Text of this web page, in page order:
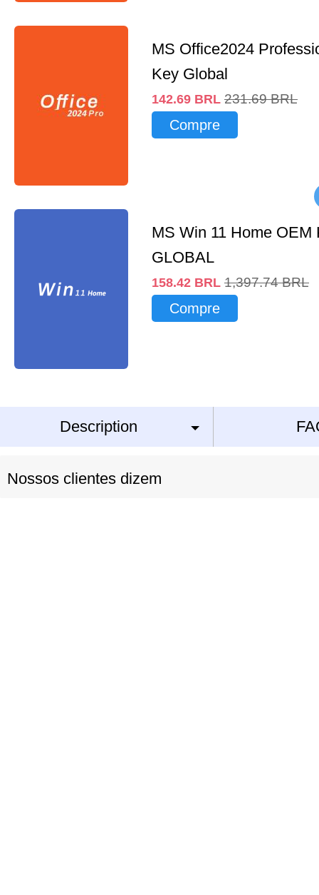
MS Office2024
Key Global
142.69 BRL 231.69 BRL
Compre
MS Win 11 Home OEM
GLOBAL
158.42 BRL 1,397.74 BRL
Compre
Description
Nossos clientes dizem